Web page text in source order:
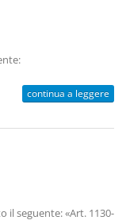
continua a leggere
il seguente: «Art. 1130-